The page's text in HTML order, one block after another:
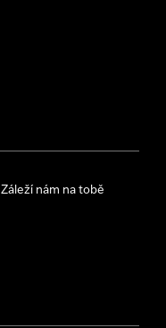
Záleží nám na tobě